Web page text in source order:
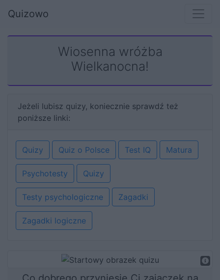
Quizowo
Wiosenna wróżba
Wielkanocna!
Jeżeli lubisz quizy, koniecznie sprawdź też
poniższe linki:
Quizy Quiz o Polsce Test IQ Matura
Psychotesty Quizy
Testy psychologiczne Zagadki
Zagadki logiczne